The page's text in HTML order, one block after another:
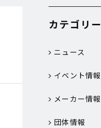
カテゴリー
ニュース
イベント情報
メーカー情報
団体情報